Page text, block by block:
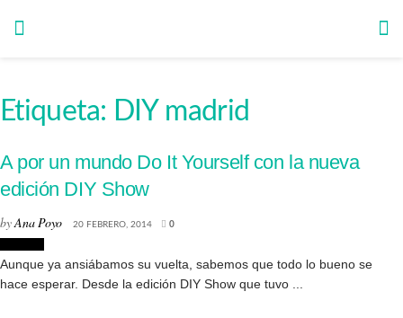
Etiqueta: DIY madrid
A por un mundo Do It Yourself con la nueva
edición DIY Show
byAna Poyo 20 FEBRERO, 2014 0
Aunque ya ansiábamos su vuelta, sabemos que todo lo bueno se
hace esperar. Desde la edición DIY Show que tuvo ...